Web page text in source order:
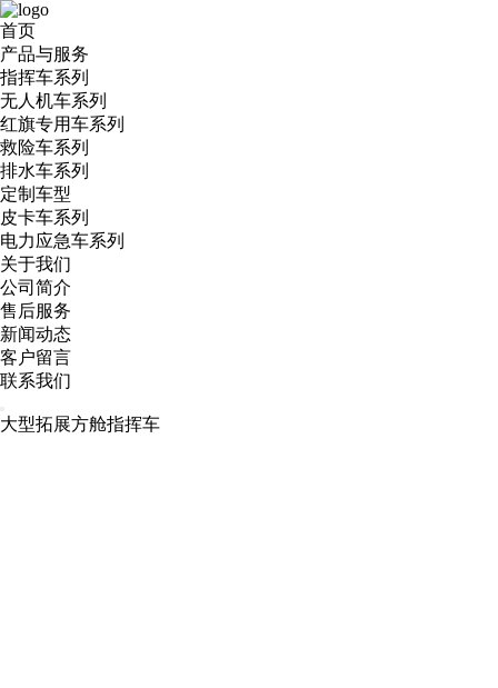
首页
产品与服务
指挥车系列
无人机车系列
红旗专用车系列
救险车系列
排水车系列
定制车型
皮卡车系列
电力应急车系列
关于我们
公司简介
售后服务
新闻动态
客户留言
联系我们
大型拓展方舱指挥车